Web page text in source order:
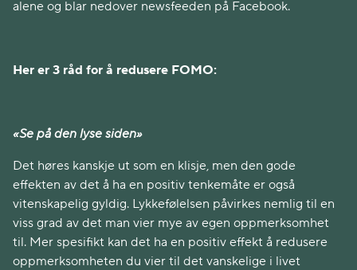
alene og blar nedover newsfeeden på Facebook.
Her er 3 råd for å redusere FOMO:
«Se på den lyse siden»
Det høres kanskje ut som en klisje, men den gode
effekten av det å ha en positiv tenkemåte er også
vitenskapelig gyldig. Lykkefølelsen påvirkes nemlig til en
viss grad av det man vier mye av egen oppmerksomhet
til. Mer spesifikt kan det ha en positiv effekt å redusere
oppmerksomheten du vier til det vanskelige i livet